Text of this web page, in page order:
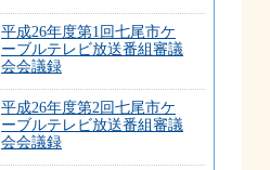
平成26年度第1回七尾市ケ
ーブルテレビ放送番組審議
会会議録
平成26年度第2回七尾市ケ
ーブルテレビ放送番組審議
会会議録